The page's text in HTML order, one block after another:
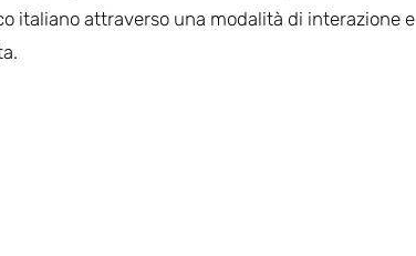
italiano attraverso una modalità di interazione e